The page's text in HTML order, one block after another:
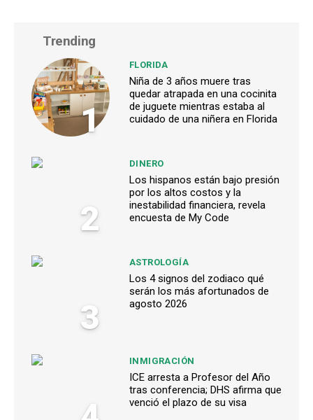
Trending
1
FLORIDA
Niña de 3 años muere tras
quedar atrapada en una cocinita
de juguete mientras estaba al
cuidado de una niñera en Florida
2
DINERO
Los hispanos están bajo presión
por los altos costos y la
inestabilidad financiera, revela
encuesta de My Code
3
ASTROLOGÍA
Los 4 signos del zodiaco qué
serán los más afortunados de
agosto 2026
INMIGRACIÓN
ICE arresta a Profesor del Año
tras conferencia; DHS afirma que
venció el plazo de su visa